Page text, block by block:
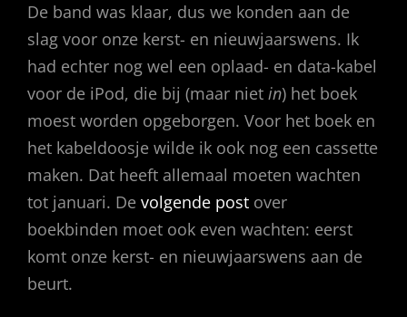
De band was klaar, dus we konden aan de
slag voor onze kerst- en nieuwjaarswens. Ik
had echter nog wel een oplaad- en data-kabel
voor de iPod, die bij (maar niet in) het boek
moest worden opgeborgen. Voor het boek en
het kabeldoosje wilde ik ook nog een cassette
maken. Dat heeft allemaal moeten wachten
tot januari. De volgende post over
boekbinden moet ook even wachten: eerst
komt onze kerst- en nieuwjaarswens aan de
beurt.